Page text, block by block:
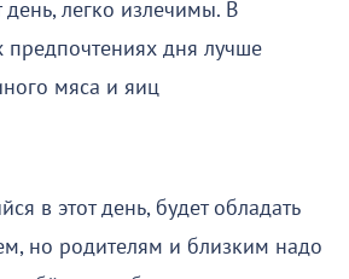
день, легко излечимы. В
предпочтениях дня лучше
мяса и яиц
в этот день, будет обладать
но родителям и близким надо